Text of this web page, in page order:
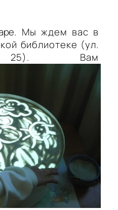
. Мы ждем вас в
библиотеке (ул.
25). Вам